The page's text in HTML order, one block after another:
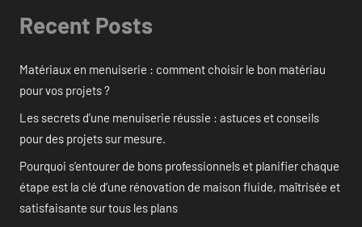
Recent Posts
Matériaux en menuiserie : comment choisir le bon matériau
pour vos projets ?
Les secrets d’une menuiserie réussie : astuces et conseils
pour des projets sur mesure.
Pourquoi s’entourer de bons professionnels et planifier chaque
étape est la clé d’une rénovation de maison fluide, maîtrisée et
satisfaisante sur tous les plans